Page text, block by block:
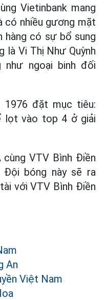
Vietinbank mang
có nhiều gương mặt
hàng có sự bổ sung
là Vi Thị Như Quỳnh
như ngoại binh đối
1976 đặt mục tiêu:
lọt vào top 4 ở giải
cùng VTV Bình Điền
Đội bóng này sẽ ra
với VTV Bình Điền
An
Việt Nam